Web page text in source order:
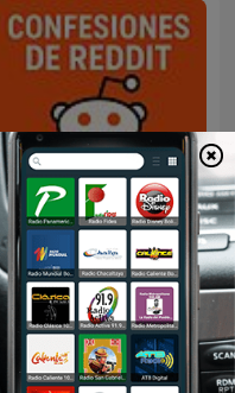
Confesiones de Reddit 🎙️